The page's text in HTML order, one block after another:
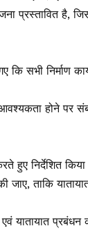
प्रस्तावित है,
कि सभी निर्माण
होने पर
हुए निर्देशित
जाए, ताकि
यातायात